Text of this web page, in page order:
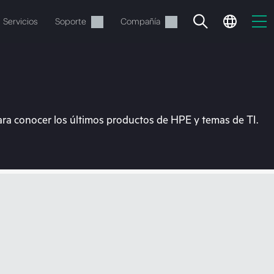
Servicios Soporte Compañía
conocer los últimos productos de HPE y temas de TI.